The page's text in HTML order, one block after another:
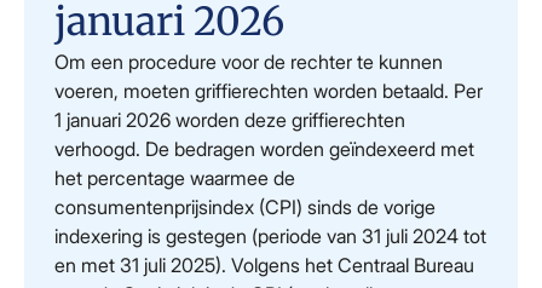
januari 2026
Om een procedure voor de rechter te kunnen
voeren, moeten griffierechten worden betaald. Per
1 januari 2026 worden deze griffierechten
verhoogd. De bedragen worden geïndexeerd met
het percentage waarmee de
consumentenprijsindex (CPI) sinds de vorige
indexering is gestegen (periode van 31 juli 2024 tot
en met 31 juli 2025). Volgens het Centraal Bureau